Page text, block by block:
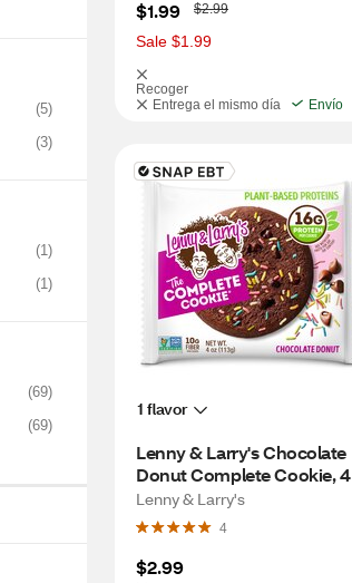
(5)
(3)
(1)
(1)
(69)
(69)
$1.99
W
a
s
$2.99
Sale $1.99
Recoger
Entrega el mismo día
Envío
1 flavor
Lenny & Larry's Chocolate
Donut Complete Cookie, 4
OZ
Lenny & Larry's
4
$2.99